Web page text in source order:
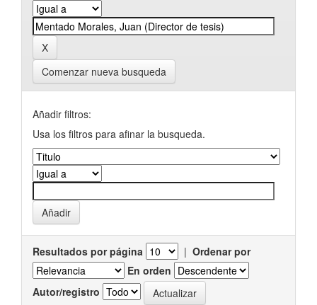
Comenzar nueva busqueda
Añadir filtros:
Usa los filtros para afinar la busqueda.
Resultados por página | Ordenar por
En orden
Autor/registro